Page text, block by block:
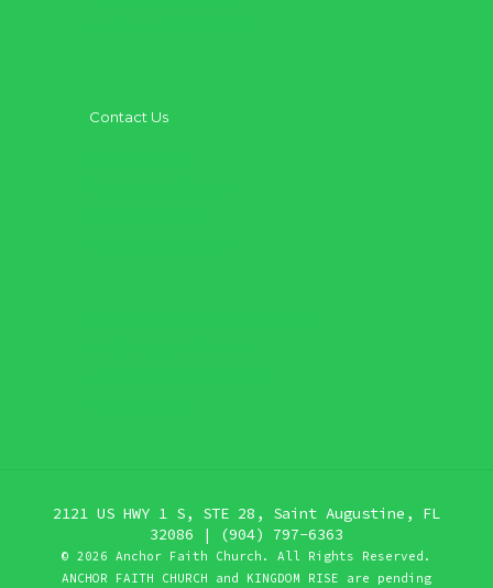
Contact Us
2121 US HWY 1 S, STE 28, Saint Augustine, FL
32086 | (904) 797-6363
© 2026 Anchor Faith Church. All Rights Reserved.
ANCHOR FAITH CHURCH and KINGDOM RISE are pending